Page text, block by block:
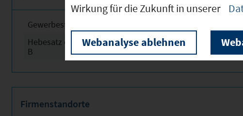
Gewerbesteuerhebesatz
Hebesatz der Grundsteuer
B
2024 330
Firmenstandorte
Wirkung für die Zukunft in unserer
Webanalyse ablehnen